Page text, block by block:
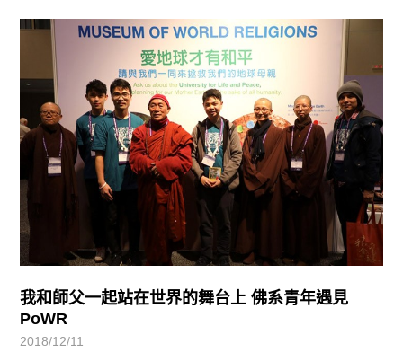
我和師父一起站在世界的舞台上 佛系青年遇見
PoWR
2018/12/11
最新消息